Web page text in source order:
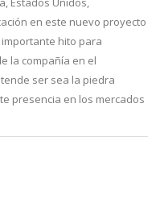
en este nuevo proyecto
hito para
la compañía en el
ser sea la piedra
presencia en los mercados